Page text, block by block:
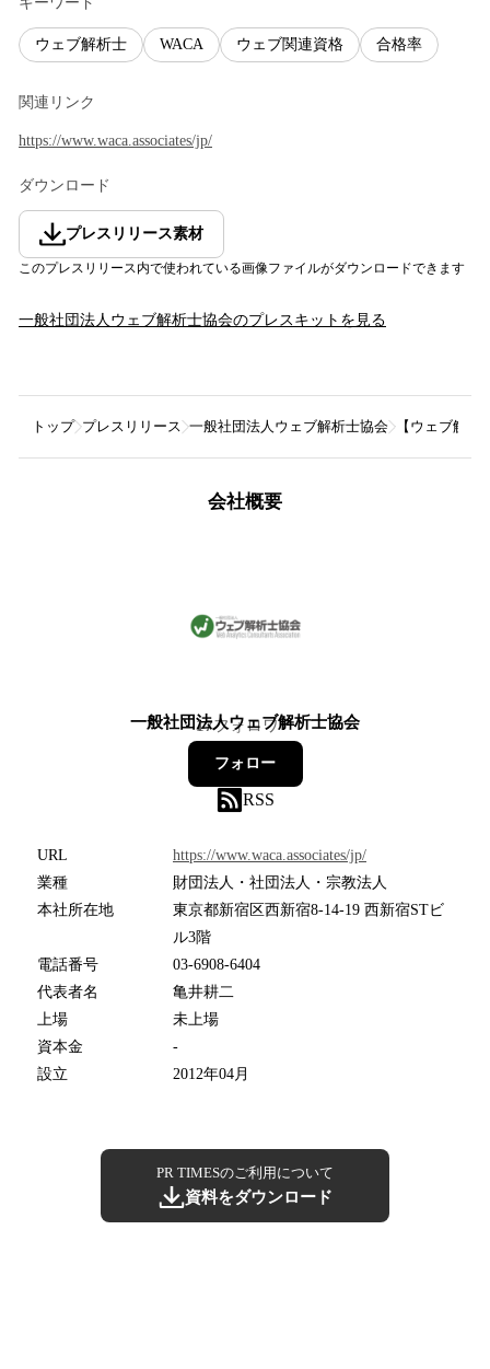
ウェブ解析士 WACA ウェブ関連資格 合格率
関連リンク
https://www.waca.associates/jp/
ダウンロード
プレスリリース素材
このプレスリリース内で使われている画像ファイルがダウンロードできます
一般社団法人ウェブ解析士協会のプレスキットを見る
トップ プレスリリース 一般社団法人ウェブ解析士協会 【ウェブ解
会社概要
一般社団法人ウェブ解析士協会
17フォロワー
フォロー
RSS
URL
https://www.waca.associates/jp/
業種
財団法人・社団法人・宗教法人
本社所在地
東京都新宿区西新宿8-14-19 西新宿STビ
ル3階
電話番号
03-6908-6404
代表者名
亀井耕二
上場
未上場
資本金
-
設立
2012年04月
PR TIMESのご利用について
資料をダウンロード